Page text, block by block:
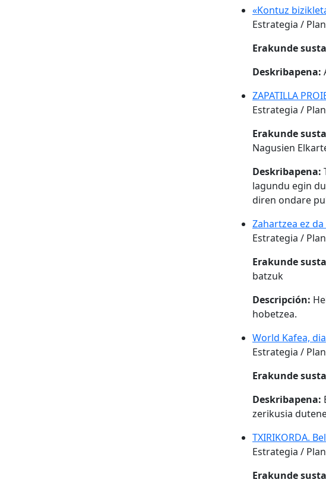
«Kontuz
Estrategia /
Erakunde
Deskribapena:
ZAPATILLA
Estrategia /
Erakunde
Nagusien
Deskribapena:
lagundu egin
diren ondare
Zahartzea ez
Estrategia /
Erakunde
batzuk
Descripción:
hobetzea.
World Kafea,
Estrategia /
Erakunde
Deskribapena:
zerikusia
TXIRIKORDA.
Estrategia /
Erakunde